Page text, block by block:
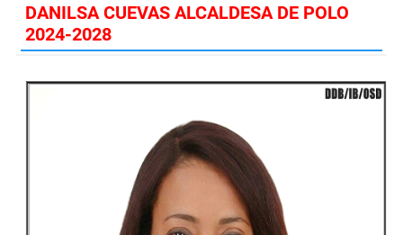
DANILSA CUEVAS ALCALDESA DE POLO
2024-2028